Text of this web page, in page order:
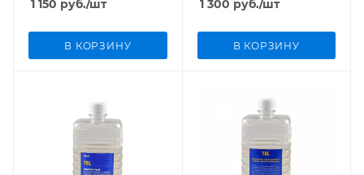
1 150 руб./шт
В КОРЗИНУ
1 300 руб./шт
В КОРЗИНУ